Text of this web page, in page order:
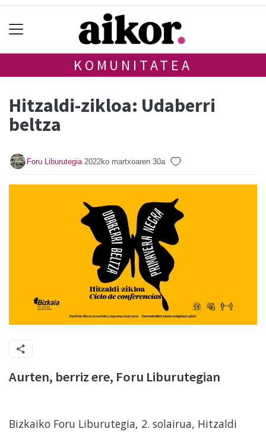
KOMUNITATEA
Hitzaldi-zikloa: Udaberri
beltza
Foru Liburutegia 2022ko martxoaren 30a
Aurten, berriz ere, Foru Liburutegian
Bizkaiko Foru Liburutegia, 2. solairua, Hitzaldi